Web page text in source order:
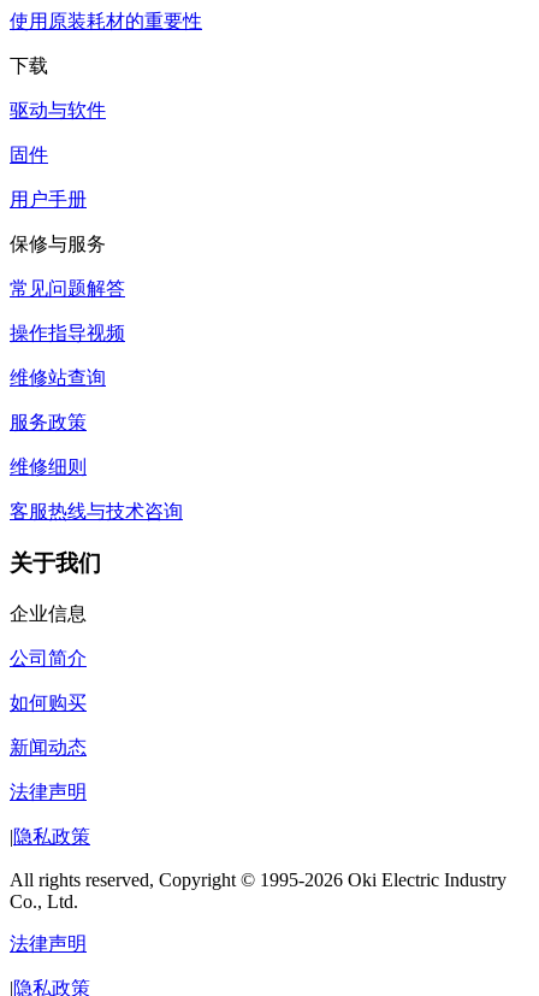
使用原装耗材的重要性
下载
驱动与软件
固件
用户手册
保修与服务
常见问题解答
操作指导视频
维修站查询
服务政策
维修细则
客服热线与技术咨询
关于我们
企业信息
公司简介
如何购买
新闻动态
法律声明
|隐私政策
All rights reserved, Copyright © 1995-2026 Oki Electric Industry
Co., Ltd.
法律声明
|隐私政策